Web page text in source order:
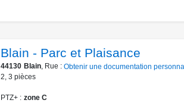
Blain - Parc et Plaisance
44130 Blain, Rue : Obtenir une documentation
2, 3 pièces
PTZ+
zone C